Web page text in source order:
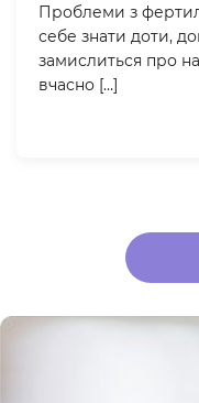
Проблеми з
себе знати доти,
замислиться про
вчасно […]